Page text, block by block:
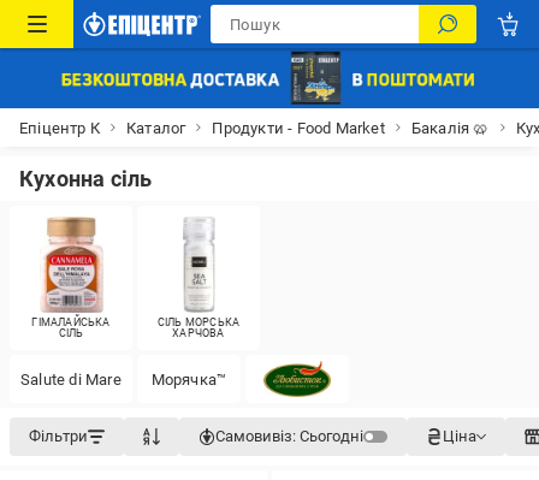
Епіцентр К Каталог Продукти - Food Market Бакалія 🥨
Кухонна сіль
ГІМАЛАЙСЬКА
СІЛЬ
СІЛЬ МОРСЬКА
ХАРЧОВА
Salute di Mare Морячка™
Фільтри Самовивіз: Сьогодні Ціна